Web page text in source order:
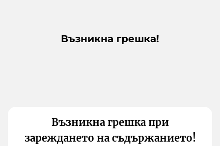
Възникна грешка!
Възникна грешка при
зареждането на съдържанието!